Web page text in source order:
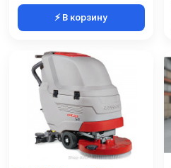
⚡ В корзину